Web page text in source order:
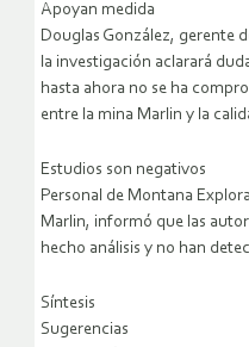
Apoyan medida
Douglas González, gerente
la investigación aclarará
hasta ahora no se ha
entre la mina Marlin y la
Estudios son negativos
Personal de Montana
Marlin, informó que las
hecho análisis y no han
Síntesis
Sugerencias